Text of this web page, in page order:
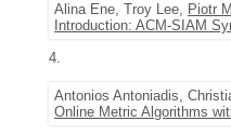
Alina Ene, Troy Lee, Piotr
Introduction: ACM-SIAM
4.
Antonios Antoniadis,
Online Metric Algorithms